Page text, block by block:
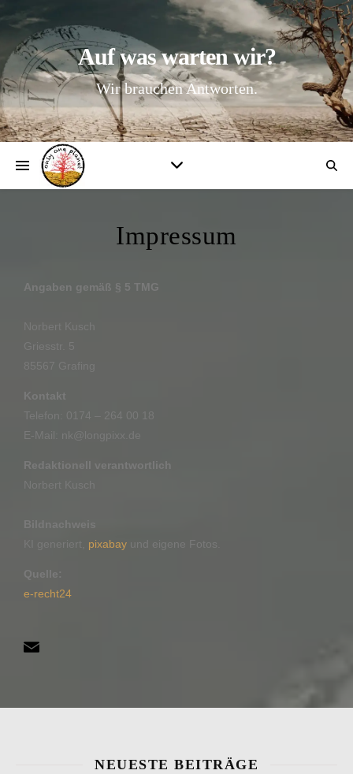
Auf was warten wir?
Wir brauchen Antworten.
Impressum
Angaben gemäß § 5 TMG
Norbert Kusch
Griesstr. 5
85567 Grafing
Kontakt
Telefon: 0174 – 264 00 18
E-Mail: nk@longpixx.de
Redaktionell verantwortlich
Norbert Kusch
Bildnachweis
KI generiert, pixabay und eigene Fotos.
Quelle:
e-recht24
NEUESTE BEITRÄGE